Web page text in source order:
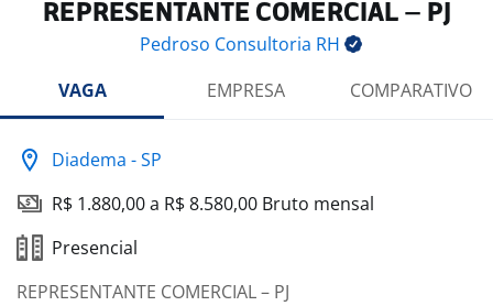
REPRESENTANTE COMERCIAL – PJ
Pedroso Consultoria RH
VAGA
EMPRESA COMPARATIVO
Diadema - SP
R$ 1.880,00 a R$ 8.580,00 Bruto mensal
Presencial
REPRESENTANTE COMERCIAL – PJ